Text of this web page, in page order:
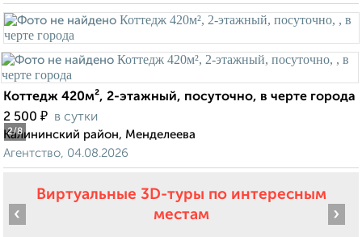
2/8
Коттедж 420м², 2-этажный, посуточно, в черте города
2 500 ₽ в сутки
Калининский район, Менделеева
Агентство, 04.08.2026
Виртуальные 3D-туры по интересным
местам
‹ ›